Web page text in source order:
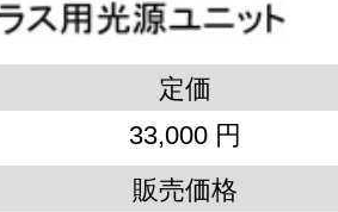
定価
33,000 円
販売価格